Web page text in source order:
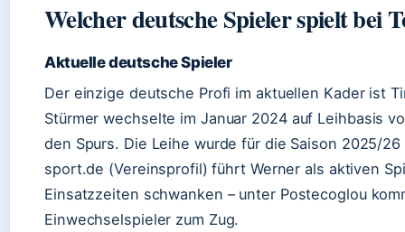
Welcher deutsche Spieler spielt bei
Aktuelle deutsche Spieler
Der einzige deutsche Profi im aktuellen Kader ist
Stürmer wechselte im Januar 2024 auf Leihbasis
den Spurs. Die Leihe wurde für die Saison 2025/
sport.de (Vereinsprofil) führt Werner als aktiven
Einsatzzeiten schwanken – unter Postecoglou
Einwechselspieler zum Zug.